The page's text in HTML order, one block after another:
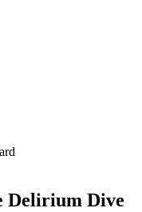
Delirium Dive